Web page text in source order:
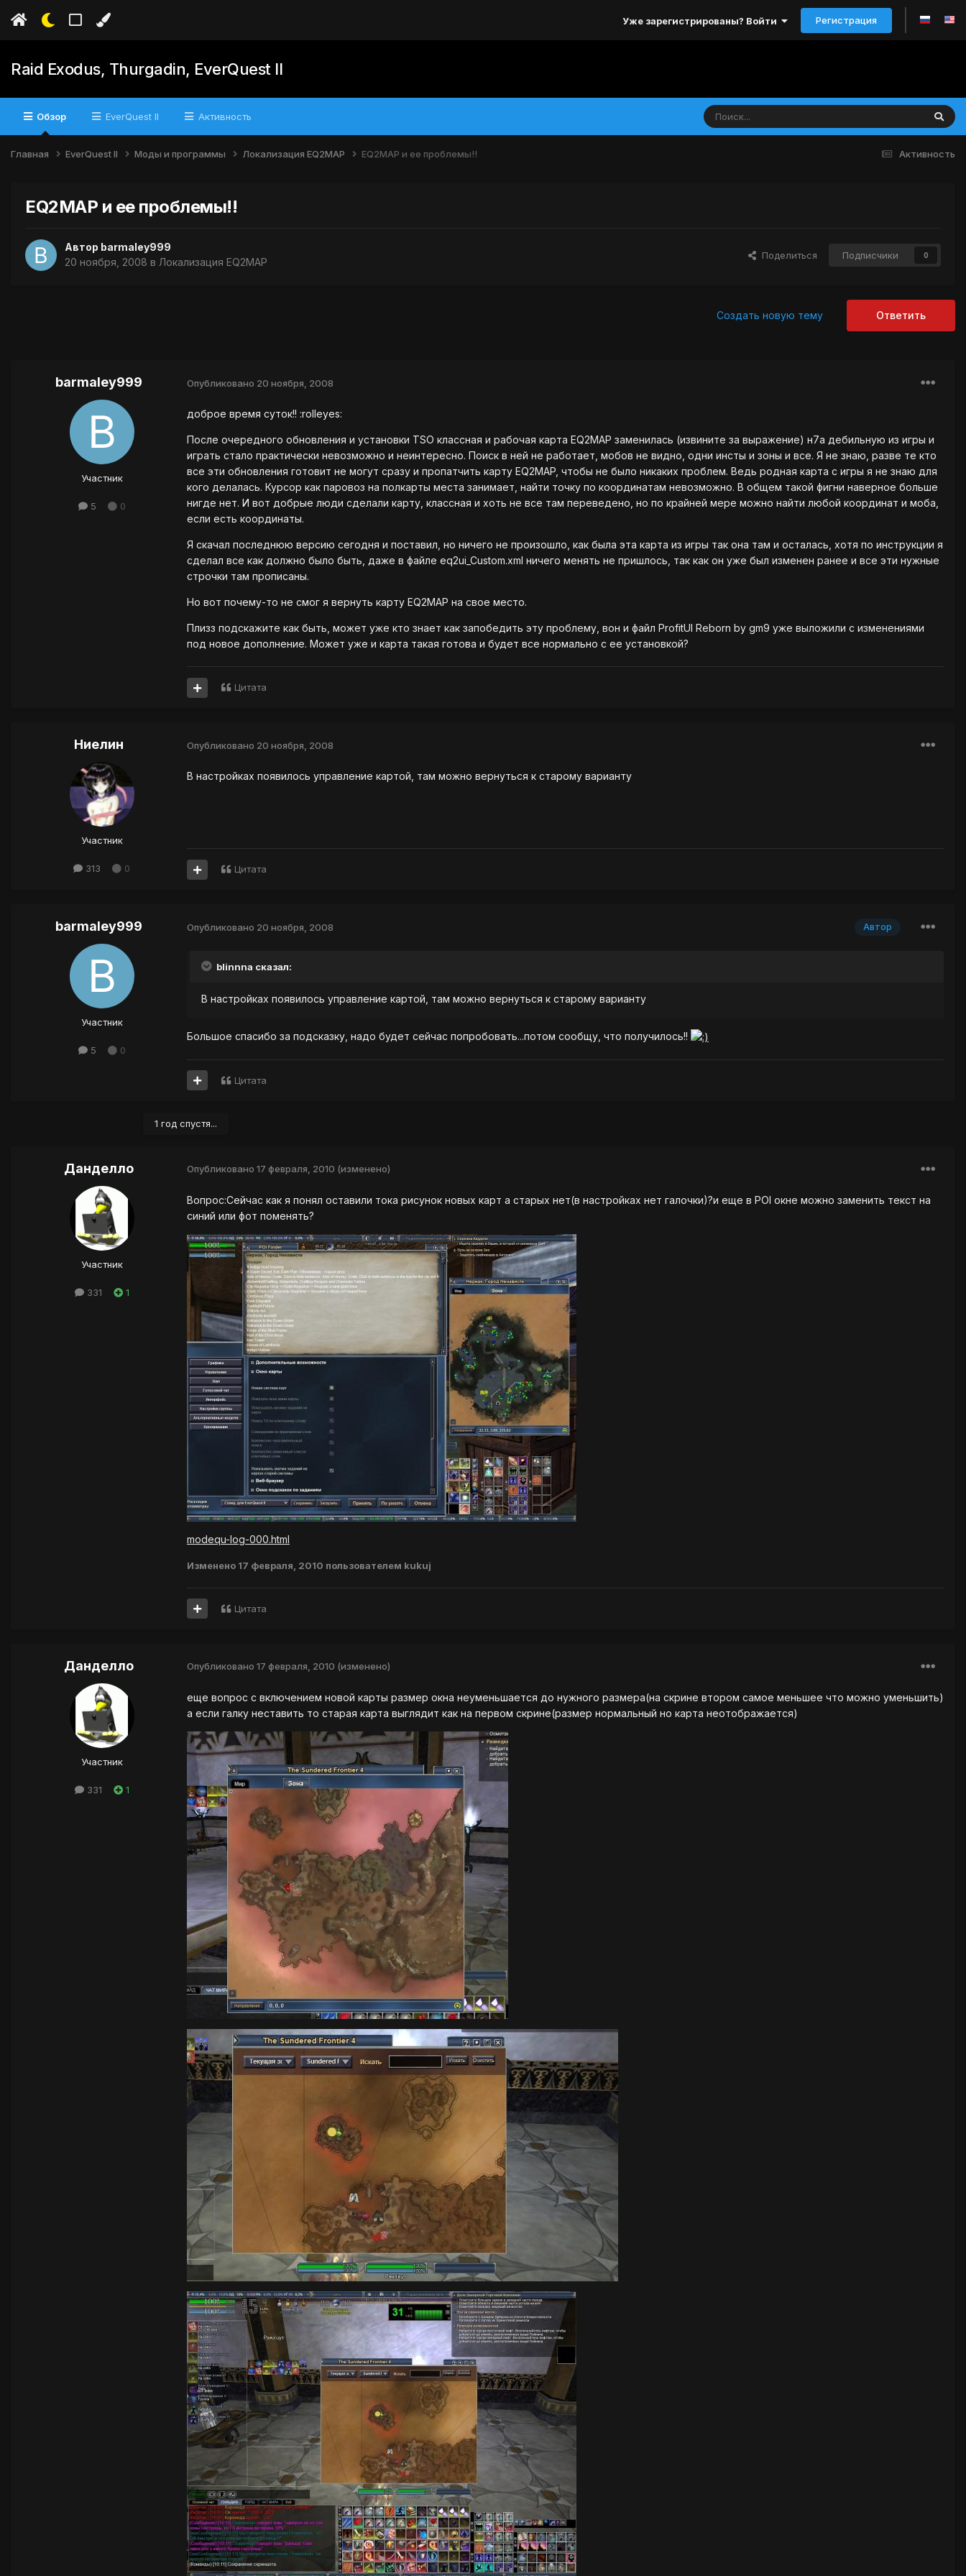
Уже зарегистрированы? Войти Регистрация
Raid Exodus, Thurgadin, EverQuest II
Обзор EverQuest II Активность
Активность
Главная EverQuest II Моды и программы Локализация EQ2MAP EQ2MAP и ее проблемы!!
EQ2MAP и ее проблемы!!
Автор barmaley999
20 ноября, 2008 в Локализация EQ2MAP
Поделиться Подписчики 0
Ответить
Создать новую тему
barmaley999
Участник
5 0
Опубликовано 20 ноября, 2008
доброе время суток!! :rolleyes:
После очередного обновления и установки TSO классная и рабочая карта EQ2MAP заменилась (извините за выражение) н7а дебильную из игры и
играть стало практически невозможно и неинтересно. Поиск в ней не работает, мобов не видно, одни инсты и зоны и все. Я не знаю, разве те кто
все эти обновления готовит не могут сразу и пропатчить карту EQ2MAP, чтобы не было никаких проблем. Ведь родная карта с игры я не знаю для
кого делалась. Курсор как паровоз на полкарты места занимает, найти точку по координатам невозможно. В общем такой фигни наверное больше
нигде нет. И вот добрые люди сделали карту, классная и хоть не все там переведено, но по крайней мере можно найти любой координат и моба,
если есть координаты.
Я скачал последнюю версию сегодня и поставил, но ничего не произошло, как была эта карта из игры так она там и осталась, хотя по инструкции я
сделал все как должно было быть, даже в файле eq2ui_Custom.xml ничего менять не пришлось, так как он уже был изменен ранее и все эти нужные
строчки там прописаны.
Но вот почему-то не смог я вернуть карту EQ2MAP на свое место.
Плизз подскажите как быть, может уже кто знает как запобедить эту проблему, вон и файл ProfitUI Reborn by gm9 уже выложили с изменениями
под новое дополнение. Может уже и карта такая готова и будет все нормально с ее установкой?
Цитата
Ниелин
Участник
313 0
Опубликовано 20 ноября, 2008
В настройках появилось управление картой, там можно вернуться к старому варианту
Цитата
barmaley999
Участник
5 0
Автор
Опубликовано 20 ноября, 2008
blinnna сказал:
В настройках появилось управление картой, там можно вернуться к старому варианту
Большое спасибо за подсказку, надо будет сейчас попробовать...потом сообщу, что получилось!!
Цитата
1 год спустя...
Данделло
Участник
331 1
Опубликовано 17 февраля, 2010 (изменено)
Вопрос:Сейчас как я понял оставили тока рисунок новых карт а старых нет(в настройках нет галочки)?и еще в POI окне можно заменить текст на
синий или фот поменять?
modequ-log-000.html
Изменено 17 февраля, 2010 пользователем kukuj
Цитата
Данделло
Участник
331 1
Опубликовано 17 февраля, 2010 (изменено)
еще вопрос с включением новой карты размер окна неуменьшается до нужного размера(на скрине втором самое меньшее что можно уменьшить)
а если галку неставить то старая карта выглядит как на первом скрине(размер нормальный но карта неотображается)